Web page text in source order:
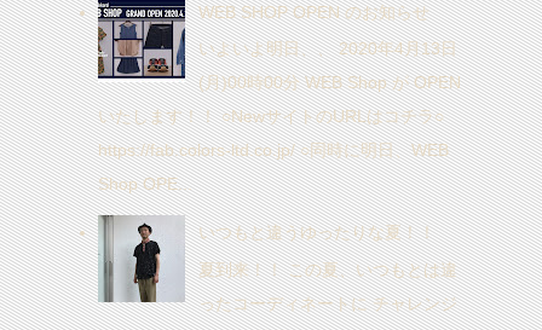
WEB SHOP OPEN のお知らせ
いよいよ明日、、 2020年4月13日
(月)00時00分 WEB Shop が OPEN
いたします！！ ○NewサイトのURLはコチラ○
https://fab.colors-ltd.co.jp/ ○同時に明日、WEB
Shop OPE...
いつもと違うゆったりな夏！！
夏到来！！ この夏、いつもとは違
ったコーディネートに チャレンジ